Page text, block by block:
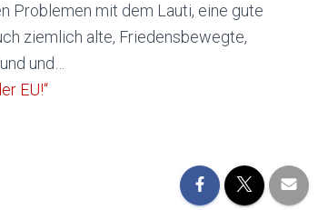
Problemen mit dem Lauti, eine gute
ziemlich alte, Friedensbewegte,
und…
EU!“